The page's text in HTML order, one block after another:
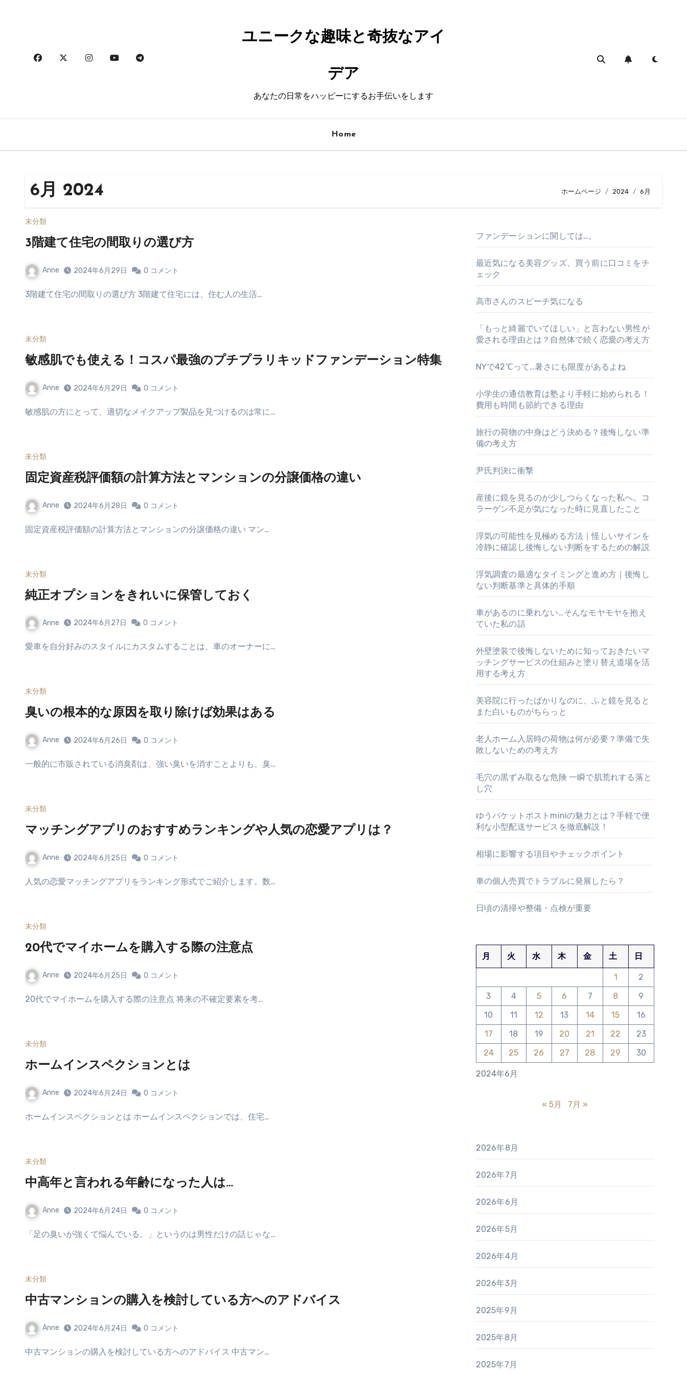
ユニークな趣味と奇抜なアイ
デア
あなたの日常をハッピーにするお手伝いをします
Home
6月 2024 ホームページ 2024 6月
未分類
3階建て住宅の間取りの選び方
Anne 2024年6月29日 0 コメント
3階建て住宅の間取りの選び方 3階建て住宅には、住む人の生活…
未分類
敏感肌でも使える！コスパ最強のプチプラリキッドファンデーション特集
Anne 2024年6月29日 0 コメント
敏感肌の方にとって、適切なメイクアップ製品を見つけるのは常に…
未分類
固定資産税評価額の計算方法とマンションの分譲価格の違い
Anne 2024年6月28日 0 コメント
固定資産税評価額の計算方法とマンションの分譲価格の違い マン…
未分類
純正オプションをきれいに保管しておく
Anne 2024年6月27日 0 コメント
愛車を自分好みのスタイルにカスタムすることは、車のオーナーに…
未分類
臭いの根本的な原因を取り除けば効果はある
Anne 2024年6月26日 0 コメント
一般的に市販されている消臭剤は、強い臭いを消すことよりも、臭…
未分類
マッチングアプリのおすすめランキングや人気の恋愛アプリは？
Anne 2024年6月25日 0 コメント
人気の恋愛マッチングアプリをランキング形式でご紹介します。数…
未分類
20代でマイホームを購入する際の注意点
Anne 2024年6月25日 0 コメント
20代でマイホームを購入する際の注意点 将来の不確定要素を考…
未分類
ホームインスペクションとは
Anne 2024年6月24日 0 コメント
ホームインスペクションとは ホームインスペクションでは、住宅…
未分類
中高年と言われる年齢になった人は…
Anne 2024年6月24日 0 コメント
「足の臭いが強くて悩んでいる。」というのは男性だけの話じゃな…
未分類
中古マンションの購入を検討している方へのアドバイス
Anne 2024年6月24日 0 コメント
中古マンションの購入を検討している方へのアドバイス 中古マン…
ファンデーションに関しては…。
最近気になる美容グッズ、買う前に口コミをチ
ェック
高市さんのスピーチ気になる
「もっと綺麗でいてほしい」と言わない男性が
愛される理由とは？自然体で続く恋愛の考え方
NYで42℃って…暑さにも限度があるよね
小学生の通信教育は塾より手軽に始められる！
費用も時間も節約できる理由
旅行の荷物の中身はどう決める？後悔しない準
備の考え方
尹氏判決に衝撃
産後に鏡を見るのが少しつらくなった私へ。コ
ラーゲン不足が気になった時に見直したこと
浮気の可能性を見極める方法｜怪しいサインを
冷静に確認し後悔しない判断をするための解説
浮気調査の最適なタイミングと進め方｜後悔し
ない判断基準と具体的手順
車があるのに乗れない…そんなモヤモヤを抱え
ていた私の話
外壁塗装で後悔しないために知っておきたいマ
ッチングサービスの仕組みと塗り替え道場を活
用する考え方
美容院に行ったばかりなのに、ふと鏡を見ると
また白いものがちらっと
老人ホーム入居時の荷物は何が必要？準備で失
敗しないための考え方
毛穴の黒ずみ取るな危険 一瞬で肌荒れする落と
し穴
ゆうパケットポストminiの魅力とは？手軽で便
利な小型配送サービスを徹底解説！
相場に影響する項目やチェックポイント
車の個人売買でトラブルに発展したら？
日頃の清掃や整備・点検が重要
2024年6月
月 火 水 木 金 土 日
1
2
3
4 5 6 7 8
9
10
11 12 13 14 15
16
17
18 19 20 21 22
23
24
25 26 27 28 29 30
« 5月 7月 »
2026年8月
2026年7月
2026年6月
2026年5月
2026年4月
2026年3月
2025年9月
2025年8月
2025年7月